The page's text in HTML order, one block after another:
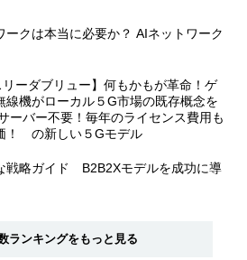
ークは本当に必要か？ AIネットワーク
リーダブリュー】何もかもが革命！ゲ
線機がローカル５G市場の既存概念を
ーバー不要！毎年のライセンス費用も
！ の新しい５Gモデル
戦略ガイド B2B2Xモデルを成功に導
ランキングをもっと見る